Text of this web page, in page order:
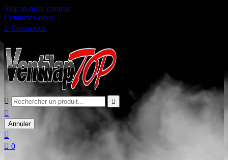
Skip to main content
Contactez-nous
 Connexion
 

Annuler

 0